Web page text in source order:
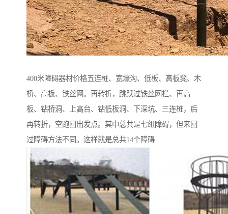
400米障碍器材价格五连桩、宽壕沟、低板、高板凳、木
桥、高板、铁丝网。再转折，跳跃过铁丝网栏、再高
板、钻桥洞、上高台、钻低板洞、下深坑、三连桩，后
再转折，空跑回出发点。其中总共是七组障碍，但来回
过障碍方法不同。这样就是总共14个障碍